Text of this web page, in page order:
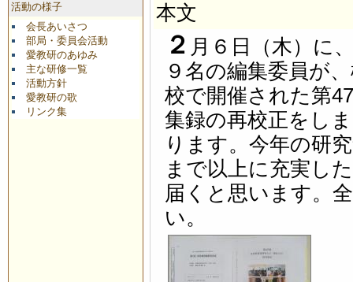
活動の様子
会長あいさつ
部局・委員会活動
愛教研のあゆみ
主な研修一覧
活動方針
愛教研の歌
リンク集
本文
２ 月６日（木）に
９名の編集委員が
校で開催された第
集録の再校正をし
ります。今年の研
まで以上に充実し
届くと思います。
い。